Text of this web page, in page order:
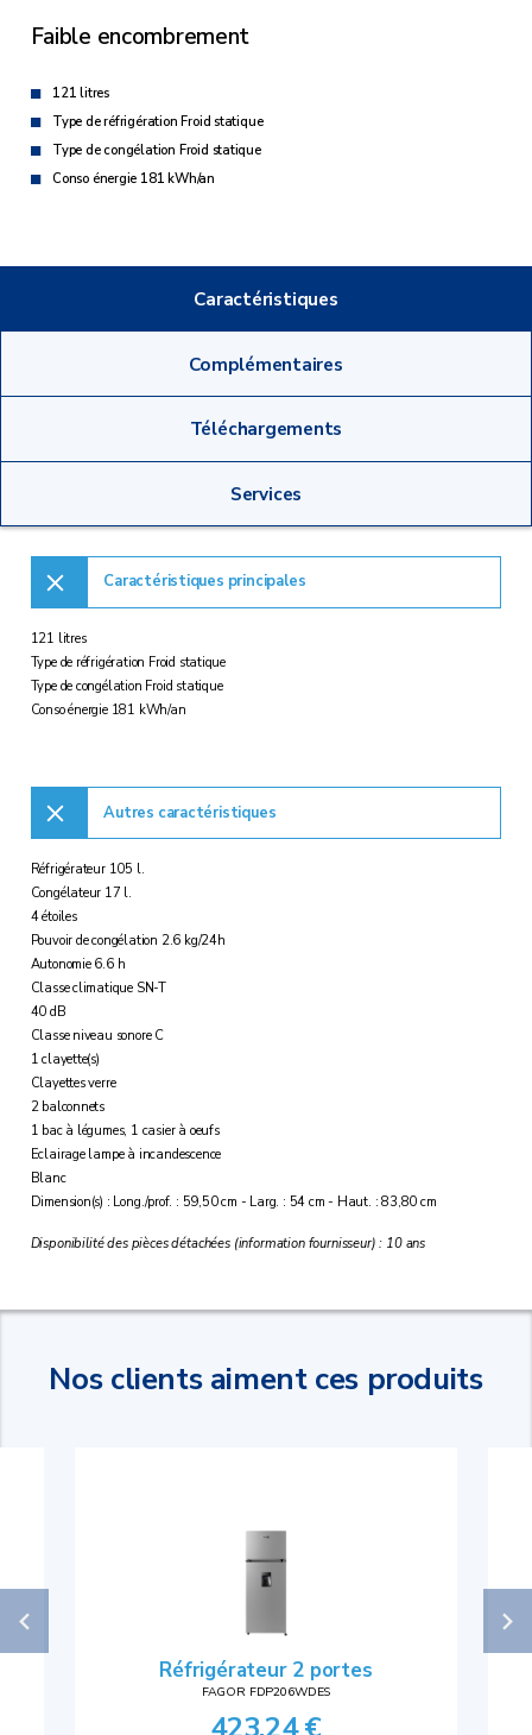
Faible encombrement
121 litres
Type de réfrigération Froid statique
Type de congélation Froid statique
Conso énergie 181 kWh/an
Caractéristiques
Complémentaires
Téléchargements
Services
Caractéristiques principales
121 litres
Type de réfrigération Froid statique
Type de congélation Froid statique
Conso énergie 181 kWh/an
Autres caractéristiques
Réfrigérateur 105 l.
Congélateur 17 l.
4 étoiles
Pouvoir de congélation 2.6 kg/24h
Autonomie 6.6 h
Classe climatique SN-T
40 dB
Classe niveau sonore C
1 clayette(s)
Clayettes verre
2 balconnets
1 bac à légumes, 1 casier à oeufs
Eclairage lampe à incandescence
Blanc
Dimension(s) : Long./prof. : 59,50 cm - Larg. : 54 cm - Haut. : 83,80 cm
Disponibilité des pièces détachées (information fournisseur) : 10 ans
Nos clients aiment ces produits
Réfrigérateur 2 portes
FAGOR FDP206WDES